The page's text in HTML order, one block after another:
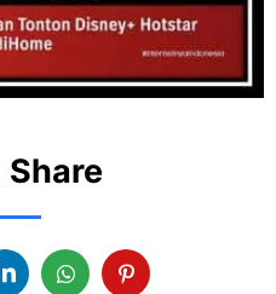
Share